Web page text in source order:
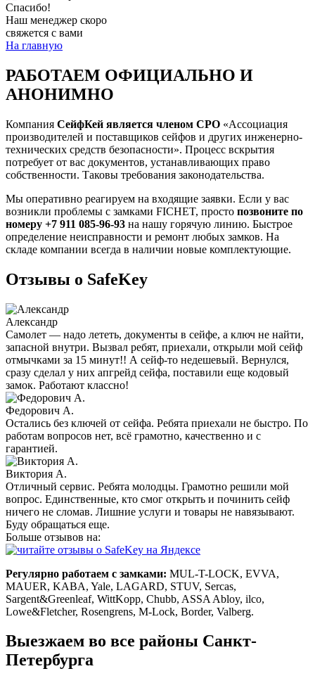
Спасибо!
Наш менеджер скоро
свяжется с вами
На главную
РАБОТАЕМ ОФИЦИАЛЬНО И
АНОНИМНО
Компания СейфКей является членом СРО «Ассоциация
производителей и поставщиков сейфов и других инженерно-
технических средств безопасности». Процесс вскрытия
потребует от вас документов, устанавливающих право
собственности. Таковы требования законодательства.
Мы оперативно реагируем на входящие заявки. Если у вас
возникли проблемы с замками FICHET, просто позвоните по
номеру +7 911 085-96-93 на нашу горячую линию. Быстрое
определение неисправности и ремонт любых замков. На
складе компании всегда в наличии новые комплектующие.
Отзывы о SafeKey
Александр
Самолет — надо лететь, документы в сейфе, а ключ не найти,
запасной внутри. Вызвал ребят, приехали, открыли мой сейф
отмычками за 15 минут!! А сейф-то недешевый. Вернулся,
сразу сделал у них апгрейд сейфа, поставили еще кодовый
замок. Работают классно!
Федорович А.
Остались без ключей от сейфа. Ребята приехали не быстро. По
работам вопросов нет, всё грамотно, качественно и с
гарантией.
Виктория А.
Отличный сервис. Ребята молодцы. Грамотно решили мой
вопрос. Единственные, кто смог открыть и починить сейф
ничего не сломав. Лишние услуги и товары не навязывают.
Буду обращаться еще.
Больше отзывов на:
Регулярно работаем с замками: MUL-T-LOCK, EVVA,
MAUER, KABA, Yale, LAGARD, STUV, Sercas,
Sargent&Greenleaf, WittKopp, Chubb, ASSA Abloy, ilco,
Lowe&Fletcher, Rosengrens, M-Lock, Border, Valberg.
Выезжаем во все районы Санкт-
Петербурга